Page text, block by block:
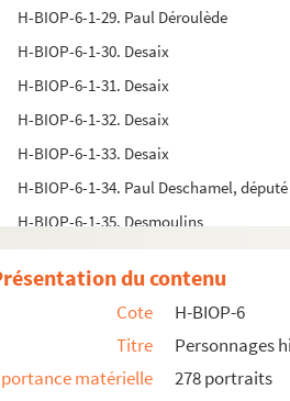
H-BIOP-6-1-29. Paul Déroulède
H-BIOP-6-1-30. Desaix
H-BIOP-6-1-31. Desaix
H-BIOP-6-1-32. Desaix
H-BIOP-6-1-33. Desaix
H-BIOP-6-1-34. Paul Deschamel,
H-BIOP-6-1-35. Desmoulins
H-BIOP-6-1-36. Dessole
H-BIOP-6-1-37. Dessole
H-BIOP-6-1-38. Paul Devaux
H-BIOP-6-1-39. Develle, ministre des
H-BIOP-6-1-40. Develle, ministre des
du contenu
Cote
H-BIOP-6
Titre
Personnages
matérielle
278 portraits